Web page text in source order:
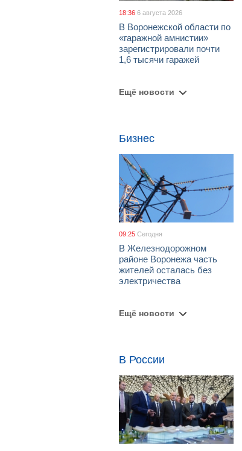
18:36 6 августа 2026
В Воронежской области по
«гаражной амнистии»
зарегистрировали почти
1,6 тысячи гаражей
Ещё новости
Бизнес
09:25 Сегодня
В Железнодорожном
районе Воронежа часть
жителей осталась без
электричества
Ещё новости
В России